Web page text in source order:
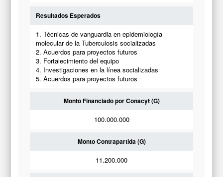
Resultados Esperados
1. Técnicas de vanguardia en epidemiología
molecular de la Tuberculosis socializadas
2. Acuerdos para proyectos futuros
3. Fortalecimiento del equipo
4. Investigaciones en la línea socializadas
5. Acuerdos para proyectos futuros
Monto Financiado por Conacyt (G)
100.000.000
Monto Contrapartida (G)
11.200.000